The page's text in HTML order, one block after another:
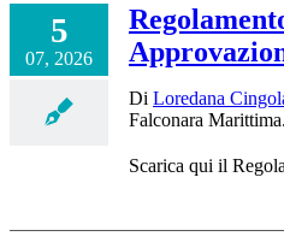
5
07, 2026
Di Loredana
Falconara
Scarica qui il